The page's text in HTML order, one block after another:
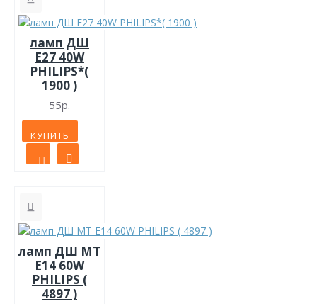
ламп ДШ
Е27 40W
PHILIPS*(
1900 )
55р.
КУПИТЬ
ламп ДШ МТ
Е14 60W
PHILIPS (
4897 )